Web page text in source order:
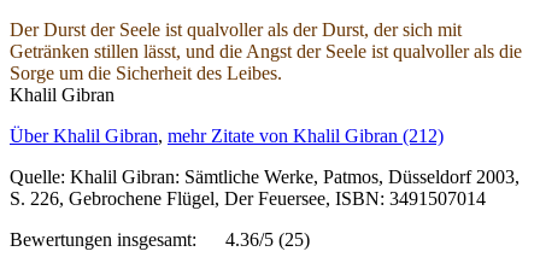
Der Durst der Seele ist qualvoller als der Durst, der sich mit
Getränken stillen lässt, und die Angst der Seele ist qualvoller als die
Sorge um die Sicherheit des Leibes.
Khalil Gibran
Über Khalil Gibran, mehr Zitate von Khalil Gibran (212)
Quelle: Khalil Gibran: Sämtliche Werke, Patmos, Düsseldorf 2003,
S. 226, Gebrochene Flügel, Der Feuersee, ISBN: 3491507014
Bewertungen insgesamt:
4.36/5 (25)